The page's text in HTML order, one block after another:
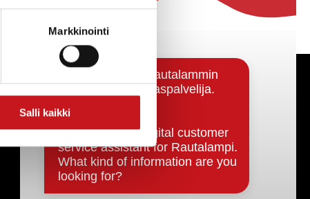
Markkinointi
Salli kaikki
Päätökset, esityslistat & pöytäkirjat
Hallinto
Kunnanhallitus
Kunnanvaltuusto